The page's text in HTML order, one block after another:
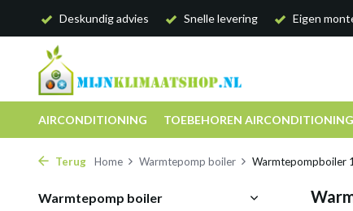
Deskundig advies Snelle levering Eigen
AIRCONDITIONING TOEBEHOREN AIRCONDITIONING
Terug Home Warmtepomp boiler Warmtepompboiler
Warmtepomp boiler